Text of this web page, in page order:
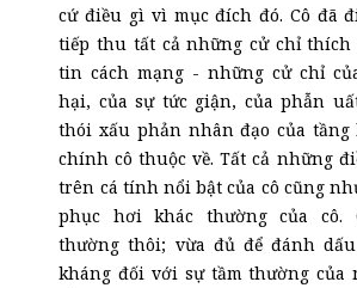
cứ điều gì vì mục đích đó. Cô đã
tiếp thu tất cả những cử chỉ thích
tin cách mạng - những cử chỉ
hại, của sự tức giận, của phẫn
thói xấu phản nhân đạo của
chính cô thuộc về. Tất cả những
trên cá tính nổi bật của cô cũng
phục hơi khác thường của cô.
thường thôi; vừa đủ để đánh
kháng đối với sự tầm thường của